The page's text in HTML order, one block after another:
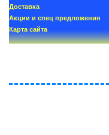
Доставка
Акции и спец предложения
Карта сайта